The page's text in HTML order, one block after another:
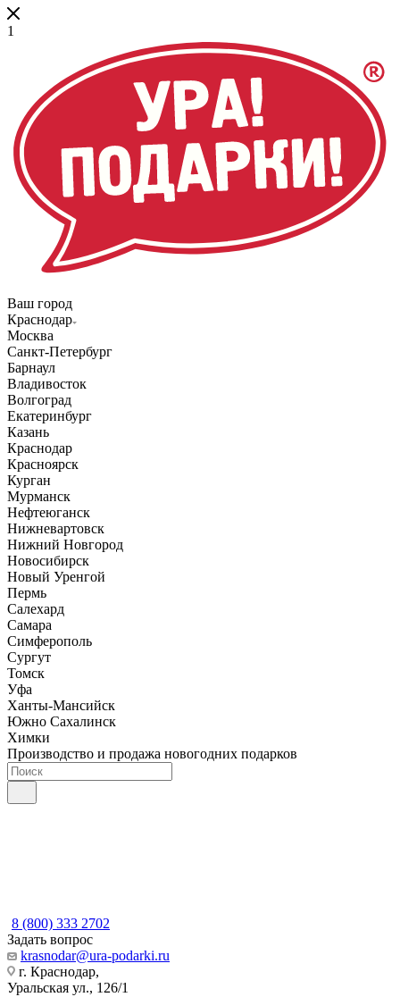
1
Ваш город
Краснодар
Москва
Санкт-Петербург
Барнаул
Владивосток
Волгоград
Екатеринбург
Казань
Краснодар
Красноярск
Курган
Мурманск
Нефтеюганск
Нижневартовск
Нижний Новгород
Новосибирск
Новый Уренгой
Пермь
Салехард
Самара
Симферополь
Сургут
Томск
Уфа
Ханты-Мансийск
Южно Сахалинск
Химки
Производство и продажа новогодних подарков
8 (800) 333 2702
Задать вопрос
krasnodar@ura-podarki.ru
г. Краснодар,
Уральская ул., 126/1